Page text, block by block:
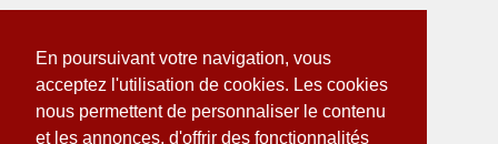
En poursuivant votre navigation, vous
acceptez l'utilisation de cookies. Les cookies
nous permettent de personnaliser le contenu
et les annonces, d'offrir des fonctionnalités